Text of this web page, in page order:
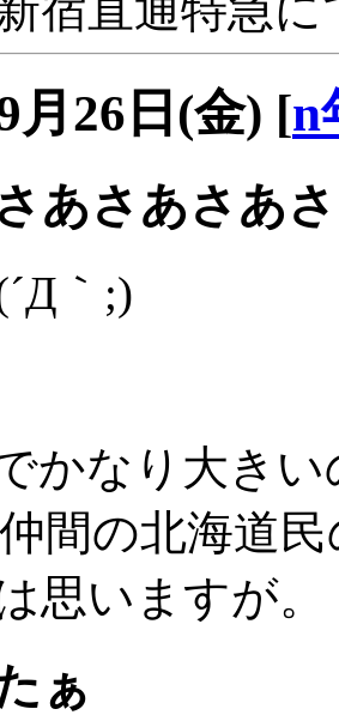
宿直通特急
月26日(金) [n
あさあさあ
｀;)
かなり大き
間の北海道民
思いますが。
ぁ